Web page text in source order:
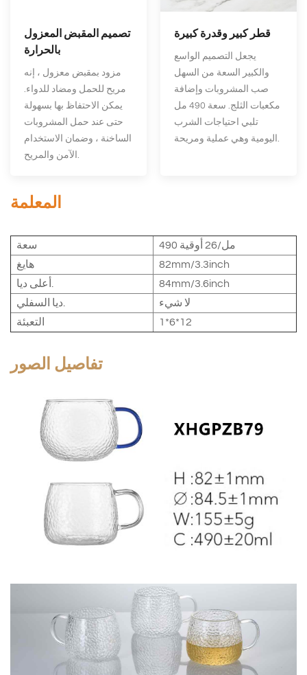
تصميم المقبض المعزول
بالحرارة
مزود بمقبض معزول ، إنه
مريح للحمل ومضاد للدواء.
يمكن الاحتفاظ بها بسهولة
حتى عند حمل المشروبات
الساخنة ، وضمان الاستخدام
قطر كبير وقدرة كبيرة
يجعل التصميم الواسع
والكبير السعة من السهل
صب المشروبات وإضافة
مكعبات الثلج. سعة 490 مل
تلبي احتياجات الشرب
المعلمة
سعة
490 مل/26 أوقية
هايغ
82mm/3.3inch
84mm/3.6inch
لا شيء
التعبئة
1*6*12
تفاصيل الصور